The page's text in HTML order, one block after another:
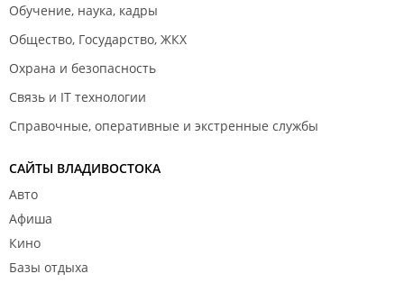
Обучение, наука, кадры
Общество, Государство, ЖКХ
Охрана и безопасность
Связь и IT технологии
Справочные, оперативные и экстренные службы
САЙТЫ ВЛАДИВОСТОКА
Авто
Афиша
Кино
Базы отдыха